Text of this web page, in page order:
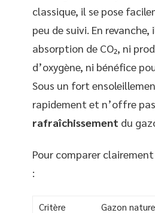
classique, il se pose
peu de suivi. En
absorption de CO₂, ni
d’oxygène, ni bénéfice
Sous un fort
rapidement et n’offre
rafraîchissement du
Pour comparer
:
Critère Gazon